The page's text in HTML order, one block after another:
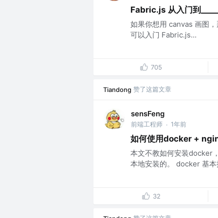
Fabric.js 从入门到
如果你想用 canvas 画图
可以入门 Fabric.js...
705
Tiandong 赞了这篇文章
sensFeng
前端工程师 · 1年前
如何使用docker +
本文不教如何安装docker
本地安装的。 docker 基
32